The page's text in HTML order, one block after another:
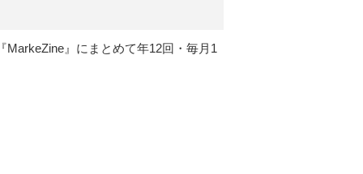
』にまとめて年12回・毎月1